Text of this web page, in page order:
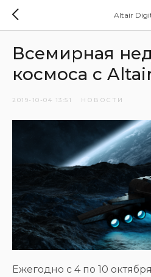
Altair
Всемирная
космоса с
2019-10-04 13:51 НОВОСТИ
Ежегодно с 4 по 10